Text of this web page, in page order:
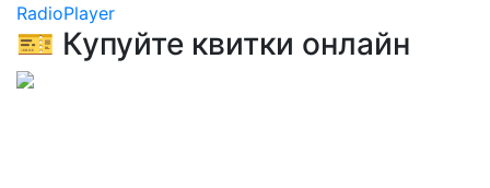
RadioPlayer
🎫 Купуйте квитки онлайн